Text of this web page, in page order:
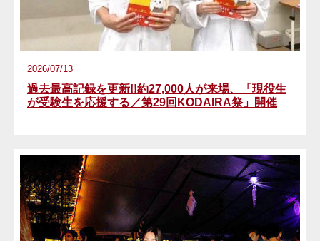
2026/07/13
過去最高記録を更新!!約27,000人が来場、「現役生
が受験生を応援する／第29回KODAIRA祭」開催